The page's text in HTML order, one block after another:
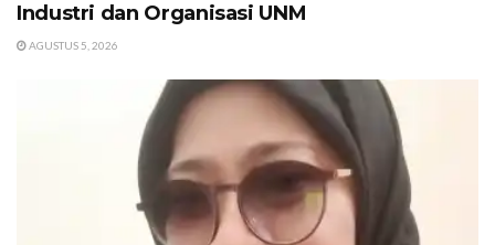
Industri dan Organisasi UNM
AGUSTUS 5, 2026